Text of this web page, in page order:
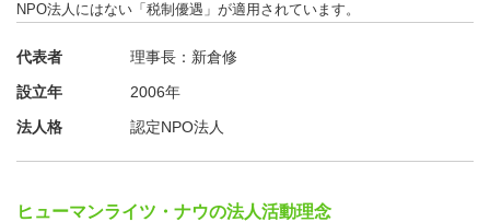
NPO法人にはない「税制優遇」が適用されています。
代表者
理事長：新倉修
設立年
2006年
法人格
認定NPO法人
ヒューマンライツ・ナウの法人活動理念